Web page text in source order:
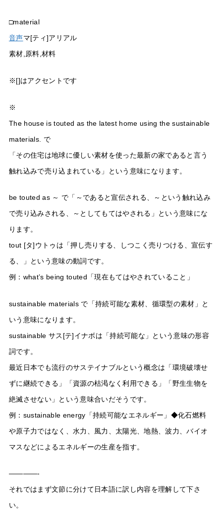
□material
音声マ[ティ]アリアル
素材,原料,材料
※[]はアクセントです
※
The house is touted as the latest home using the sustainable
materials. で
「その住宅は地球に優しい素材を使った最新の家であると言う
触れ込みで売り込まれている」という意味になります。
be touted as ～ で「～であると宣伝される、～という触れ込み
で売り込みされる、～としてもてはやされる」という意味にな
ります。
tout [タ]ウトゥは「押し売りする、しつこく売りつける、宣伝す
る、」という意味の動詞です。
例：what’s being touted「現在もてはやされていること」
sustainable materials で「持続可能な素材、循環型の素材」と
いう意味になります。
sustainable サス[テ]イナボは「持続可能な」という意味の形容
詞です。
最近日本でも流行のサステイナブルという概念は「環境破壊せ
ずに継続できる」「資源の枯渇なく利用できる」「野生生物を
絶滅させない」という意味合いだそうです。
例：sustainable energy「持続可能なエネルギー」◆化石燃料
や原子力ではなく、水力、風力、太陽光、地熱、波力、バイオ
マスなどによるエネルギーの生産を指す。
————-
それではまず文節に分けて日本語に訳し内容を理解して下さ
い。